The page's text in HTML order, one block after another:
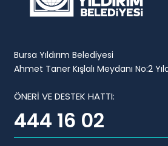
Bursa Yıldırım Belediyesi
Ahmet Taner Kışlalı Meydanı No:2
ÖNERİ VE DESTEK HATTI:
444 16 02